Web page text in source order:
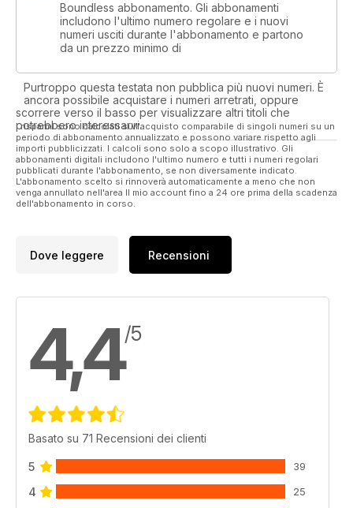
Boundless abbonamento. Gli abbonamenti
includono l'ultimo numero regolare e i nuovi
numeri usciti durante l'abbonamento e partono
da un prezzo minimo di
Purtroppo questa testata non pubblica più nuovi numeri. È
ancora possibile acquistare i numeri arretrati, oppure
scorrere verso il basso per visualizzare altri titoli che
potrebbero interessarvi.
I risparmi sono calcolati sull'acquisto comparabile di singoli numeri su un
periodo di abbonamento annualizzato e possono variare rispetto agli
importi pubblicizzati. I calcoli sono solo a scopo illustrativo. Gli
abbonamenti digitali includono l'ultimo numero e tutti i numeri regolari
pubblicati durante l'abbonamento, se non diversamente indicato.
L'abbonamento scelto si rinnoverà automaticamente a meno che non
venga annullato nell'area Il mio account fino a 24 ore prima della scadenza
dell'abbonamento in corso.
Dove leggere Recensioni
4,4/5
Basato su 71 Recensioni dei clienti
5 39
4 25